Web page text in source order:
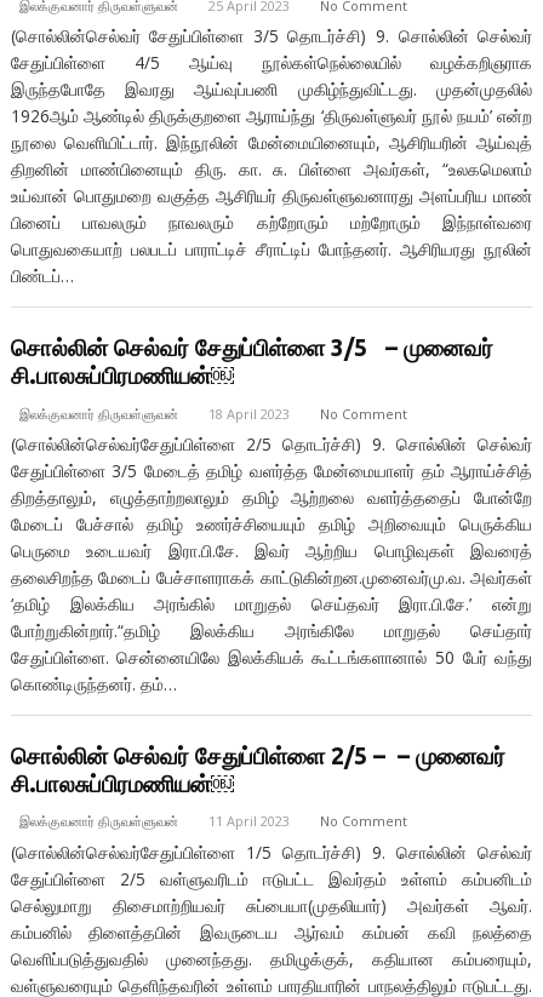
இலக்குவனார் திருவள்ளுவன் 25 April 2023 No Comment
(சொல்லின்செல்வர் சேதுப்பிள்ளை 3/5 தொடர்ச்சி) 9. சொல்லின் செல்வர்
சேதுப்பிள்ளை 4/5 ஆய்வு நூல்கள்நெல்லையில் வழக்கறிஞராக
இருந்தபோதே இவரது ஆய்வுப்பணி முகிழ்ந்துவிட்டது. முதன்முதலில்
1926ஆம் ஆண்டில் திருக்குறளை ஆராய்ந்து ‘திருவள்ளுவர் நூல் நயம்’ என்ற
நூலை வெளியிட்டார். இந்நூலின் மேன்மையினையும், ஆசிரியரின் ஆய்வுத்
திறனின் மாண்பினையும் திரு. கா. சு. பிள்ளை அவர்கள், “உலகமெலாம்
உய்வான் பொதுமறை வகுத்த ஆசிரியர் திருவள்ளுவனாரது அளப்பரிய மாண்
பினைப் பாவலரும் நாவலரும் கற்றோரும் மற்றோரும் இந்நாள்வரை
பொதுவகையாற் பலபடப் பாராட்டிச் சீராட்டிப் போந்தனர். ஆசிரியரது நூலின்
பிண்டப்…
சொல்லின் செல்வர் சேதுப்பிள்ளை 3/5 – முனைவர்
சி.பாலசுப்பிரமணியன்￼
இலக்குவனார் திருவள்ளுவன் 18 April 2023 No Comment
(சொல்லின்செல்வர்சேதுப்பிள்ளை 2/5 தொடர்ச்சி) 9. சொல்லின் செல்வர்
சேதுப்பிள்ளை 3/5 மேடைத் தமிழ் வளர்த்த மேன்மையாளர் தம் ஆராய்ச்சித்
திறத்தாலும், எழுத்தாற்றலாலும் தமிழ் ஆற்றலை வளர்த்ததைப் போன்றே
மேடைப் பேச்சால் தமிழ் உணர்ச்சியையும் தமிழ் அறிவையும் பெருக்கிய
பெருமை உடையவர் இரா.பி.சே. இவர் ஆற்றிய பொழிவுகள் இவரைத்
தலைசிறந்த மேடைப் பேச்சாளராகக் காட்டுகின்றன.முனைவர்மு.வ. அவர்கள்
‘தமிழ் இலக்கிய அரங்கில் மாறுதல் செய்தவர் இரா.பி.சே.’ என்று
போற்றுகின்றார்.“தமிழ் இலக்கிய அரங்கிலே மாறுதல் செய்தார்
சேதுப்பிள்ளை. சென்னையிலே இலக்கியக் கூட்டங்களானால் 50 பேர் வந்து
கொண்டிருந்தனர். தம்…
சொல்லின் செல்வர் சேதுப்பிள்ளை 2/5 – – முனைவர்
சி.பாலசுப்பிரமணியன்￼
இலக்குவனார் திருவள்ளுவன் 11 April 2023 No Comment
(சொல்லின்செல்வர்சேதுப்பிள்ளை 1/5 தொடர்ச்சி) 9. சொல்லின் செல்வர்
சேதுப்பிள்ளை 2/5 வள்ளுவரிடம் ஈடுபட்ட இவர்தம் உள்ளம் கம்பனிடம்
செல்லுமாறு திசைமாற்றியவர் சுப்பையா(முதலியார்) அவர்கள் ஆவர்.
கம்பனில் திளைத்தபின் இவருடைய ஆர்வம் கம்பன் கவி நலத்தை
வெளிப்படுத்துவதில் முனைந்தது. தமிழுக்குக், கதியான கம்பரையும்,
வள்ளுவரையும் தெளிந்தவரின் உள்ளம் பாரதியாரின் பாநலத்திலும் ஈடுபட்டது.